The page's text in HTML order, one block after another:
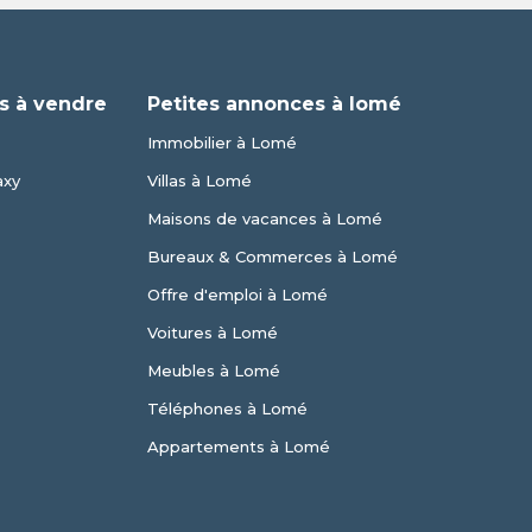
à vendre Petites annonces à lomé
Immobilier à Lomé
Villas à Lomé
Maisons de vacances à Lomé
Bureaux & Commerces à Lomé
Offre d'emploi à Lomé
Voitures à Lomé
Meubles à Lomé
Téléphones à Lomé
Appartements à Lomé